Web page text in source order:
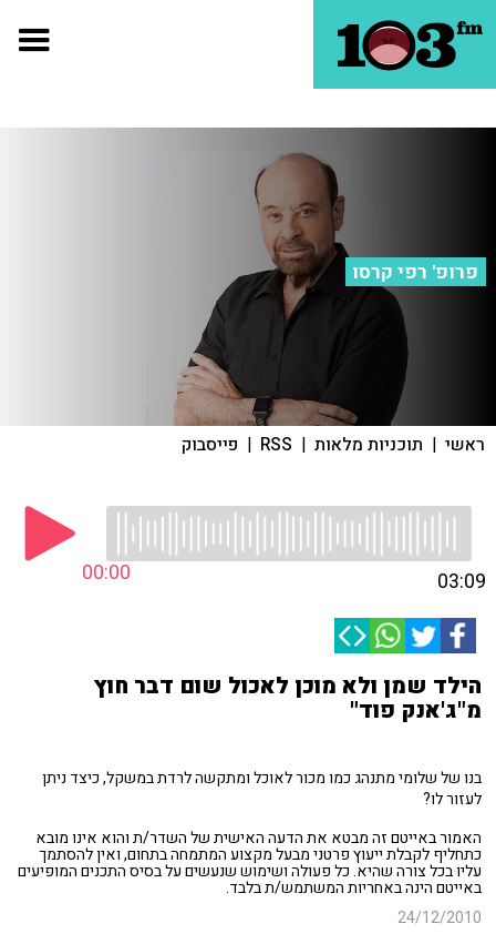
פרופ' רפי קרסו
ראשי | תוכניות מלאות |
RSS
| פייסבוק
00:00 03:09
הילד שמן ולא מוכן לאכול שום דבר חוץ
מ"ג'אנק פוד"
בנו של שלומי מתנהג כמו מכור לאוכל ומתקשה לרדת במשקל, כיצד ניתן
לעזור לו?
האמור באייטם זה מבטא את הדעה האישית של השדר/ת והוא אינו מובא
כתחליף לקבלת ייעוץ פרטני מבעל מקצוע המתמחה בתחום, ואין להסתמך
עליו בכל צורה שהיא. כל פעולה ושימוש שנעשים על בסיס התכנים המופיעים
באייטם הינה באחריות המשתמש/ת בלבד.
24/12/2010